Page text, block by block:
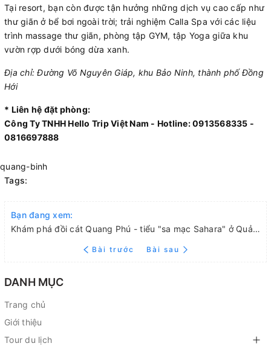
Tại resort, bạn còn được tận hưởng những dịch vụ cao cấp như
thư giãn ở bể bơi ngoài trời; trải nghiệm Calla Spa với các liệu
trình massage thư giãn, phòng tập GYM, tập Yoga giữa khu
vườn rợp dưới bóng dừa xanh.
Địa chỉ: Đường Võ Nguyên Giáp, khu Bảo Ninh, thành phố Đồng
Hới
* Liên hệ đặt phòng:
Công Ty TNHH Hello Trip Việt Nam - Hotline: 0913568335 -
0816697888
quang-binh
Tags:
Bạn đang xem:
Khám phá đồi cát Quang Phú - tiểu "sa mạc Sahara" ở Quảng Bình
Bài trước Bài sau
DANH MỤC
Trang chủ
Giới thiệu
Tour du lịch